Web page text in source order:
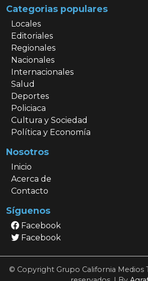
Categorias populares
Locales
Editoriales
Regionales
Nacionales
Internacionales
Salud
Deportes
Policiaca
Cultura y Sociedad
Política y Economía
Nosotros
Inicio
Acerca de
Contacto
Síguenos
Facebook
Facebook
© Copyright Grupo California Medios